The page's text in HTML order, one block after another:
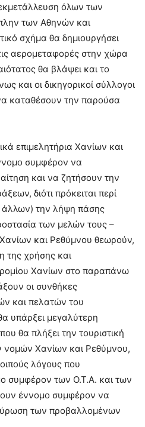
όλων των
των Αθηνών και
σχήμα θα δημιουργήσει
αερομεταφορές στην χώρα
θα βλάψει και το
και οι δικηγορικοί σύλλογοι
καταθέσουν την παρούσα
επιμελητήρια Χανίων και
συμφέρον να
και να ζητήσουν την
διότι πρόκειται περί
την λήψη πάσης
των μελών τους –
και Ρεθύμνου θεωρούν,
της χρήσης και
Χανίων στο παραπάνω
οι συνθήκες
και πελατών του
υπάρξει μεγαλύτερη
θα πλήξει την τουριστική
νομών Χανίων και Ρεθύμνου,
λόγους που
συμφέρον των Ο.Τ.Α. και των
έννομο συμφέρον να
των προβαλλομένων